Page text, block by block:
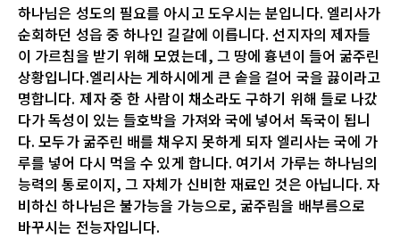
하나님은 성도의 필요를 아시고 도우시는 분입니다. 엘리사가
순회하던 성읍 중 하나인 길갈에 이릅니다. 선지자의 제자들
이 가르침을 받기 위해 모였는데, 그 땅에 흉년이 들어 굶주린
상황입니다.엘리사는 게하시에게 큰 솥을 걸어 국을 끓이라고
명합니다. 제자 중 한 사람이 채소라도 구하기 위해 들로 나갔
다가 독성이 있는 들호박을 가져와 국에 넣어서 독국이 됩니
다. 모두가 굶주린 배를 채우지 못하게 되자 엘리사는 국에 가
루를 넣어 다시 먹을 수 있게 합니다. 여기서 가루는 하나님의
능력의 통로이지, 그 자체가 신비한 재료인 것은 아닙니다. 자
비하신 하나님은 불가능을 가능으로, 굶주림을 배부름으로
바꾸시는 전능자입니다.